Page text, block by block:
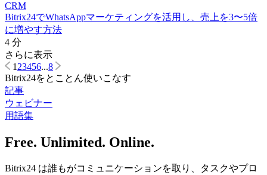
CRM
Bitrix24でWhatsAppマーケティングを活用し、売上を3〜5倍
に増やす方法
4 分
さらに表示
123456...8
Bitrix24をとことん使いこなす
記事
ウェビナー
用語集
Free. Unlimited. Online.
Bitrix24 は誰もがコミュニケーションを取り、タスクやプロ